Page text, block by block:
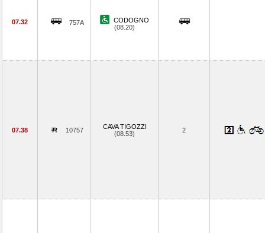
07.32 757A
CODOGNO
(08.20)
07.38 10757
CAVA TIGOZZI
(08.53)
2